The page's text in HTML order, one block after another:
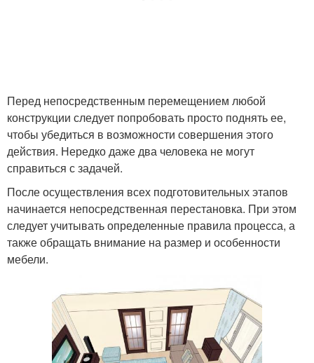
Перед непосредственным перемещением любой
конструкции следует попробовать просто поднять ее,
чтобы убедиться в возможности совершения этого
действия. Нередко даже два человека не могут
справиться с задачей.
После осуществления всех подготовительных этапов
начинается непосредственная перестановка. При этом
следует учитывать определенные правила процесса, а
также обращать внимание на размер и особенности
мебели.